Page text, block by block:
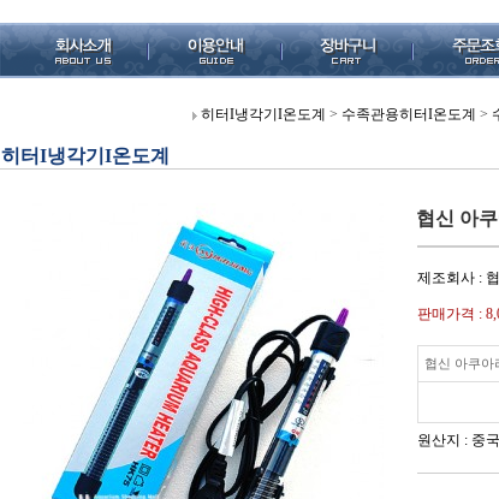
히터I냉각기I온도계 > 수족관용히터I온도계 >
히터I냉각기I온도계
협신 아
제조회사 :
판매가격 :
협신 아쿠아
원산지 : 중국